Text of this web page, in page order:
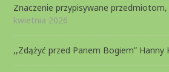
Znaczenie przypisywane przedmiotom,
kwietnia 2026
,,Zdążyć przed Panem Bogiem” Hanny